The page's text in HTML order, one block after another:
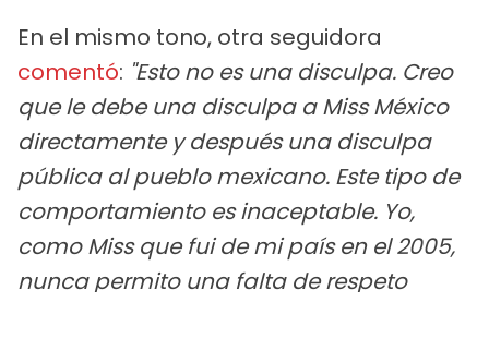
En el mismo tono, otra seguidora
comentó: "Esto no es una disculpa. Creo
que le debe una disculpa a Miss México
directamente y después una disculpa
pública al pueblo mexicano. Este tipo de
comportamiento es inaceptable. Yo,
como Miss que fui de mi país en el 2005,
nunca permito una falta de respeto